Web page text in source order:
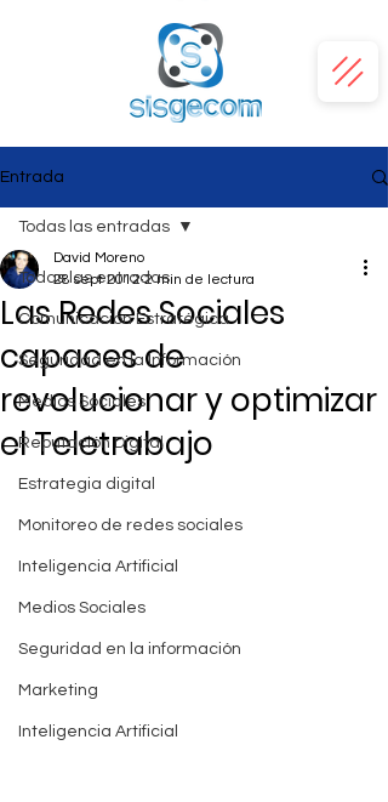
Entrada
Todas las entradas
Comunicación Estratégica
Seguridad en la Información
Medios Sociales
Reputación Digital
Estrategia digital
Monitoreo de redes sociales
Inteligencia Artificial
Medios Sociales
Seguridad en la información
Marketing
Inteligencia Artificial
Todas las entradas
Las Redes Sociales
capaces de
revolucionar y optimizar
el Teletrabajo
David Moreno
28 sept 2012 2 min de lectura